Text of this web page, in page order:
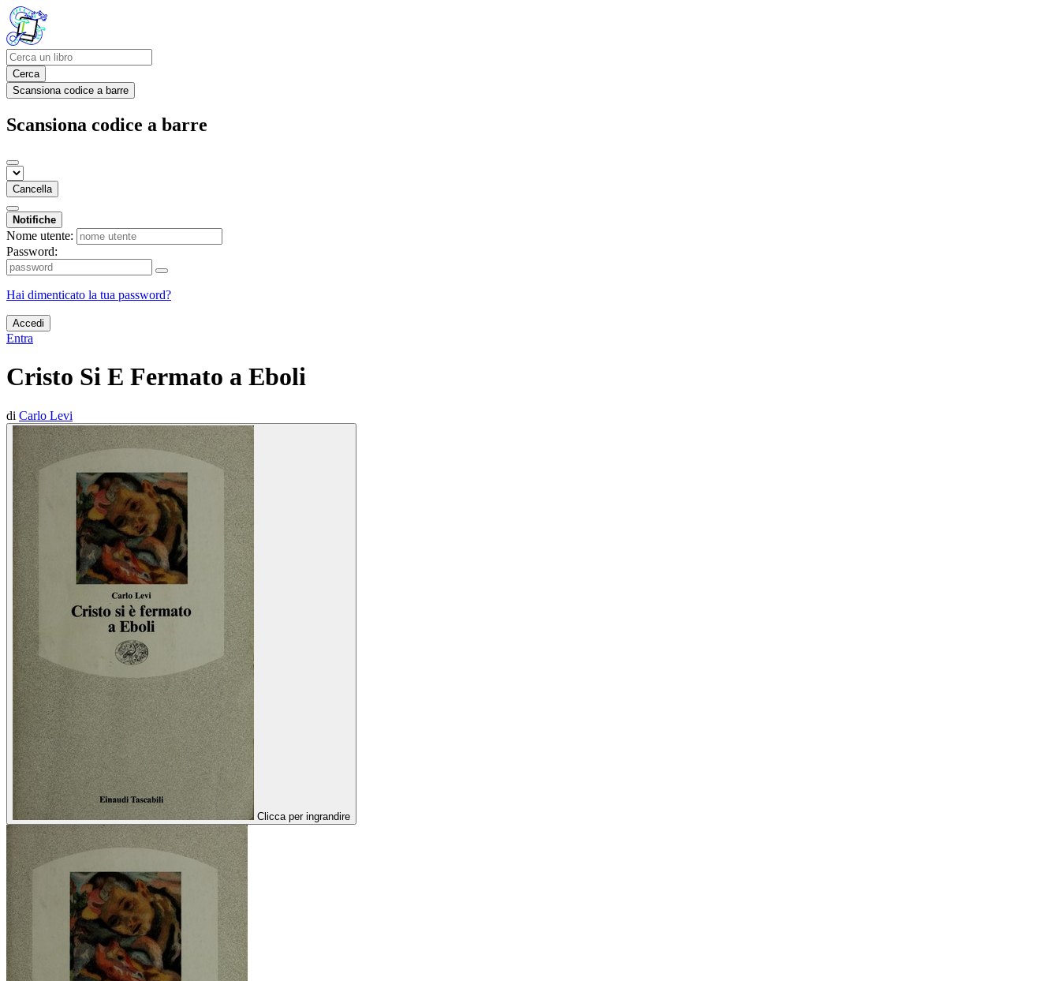
Cerca
Scansiona codice a barre
Scansiona codice a barre
Cancella
Notifiche
Nome utente:
Password:
Hai dimenticato la tua password?
Accedi
Entra
Cristo Si E Fermato a Eboli
di Carlo Levi
Clicca per ingrandire